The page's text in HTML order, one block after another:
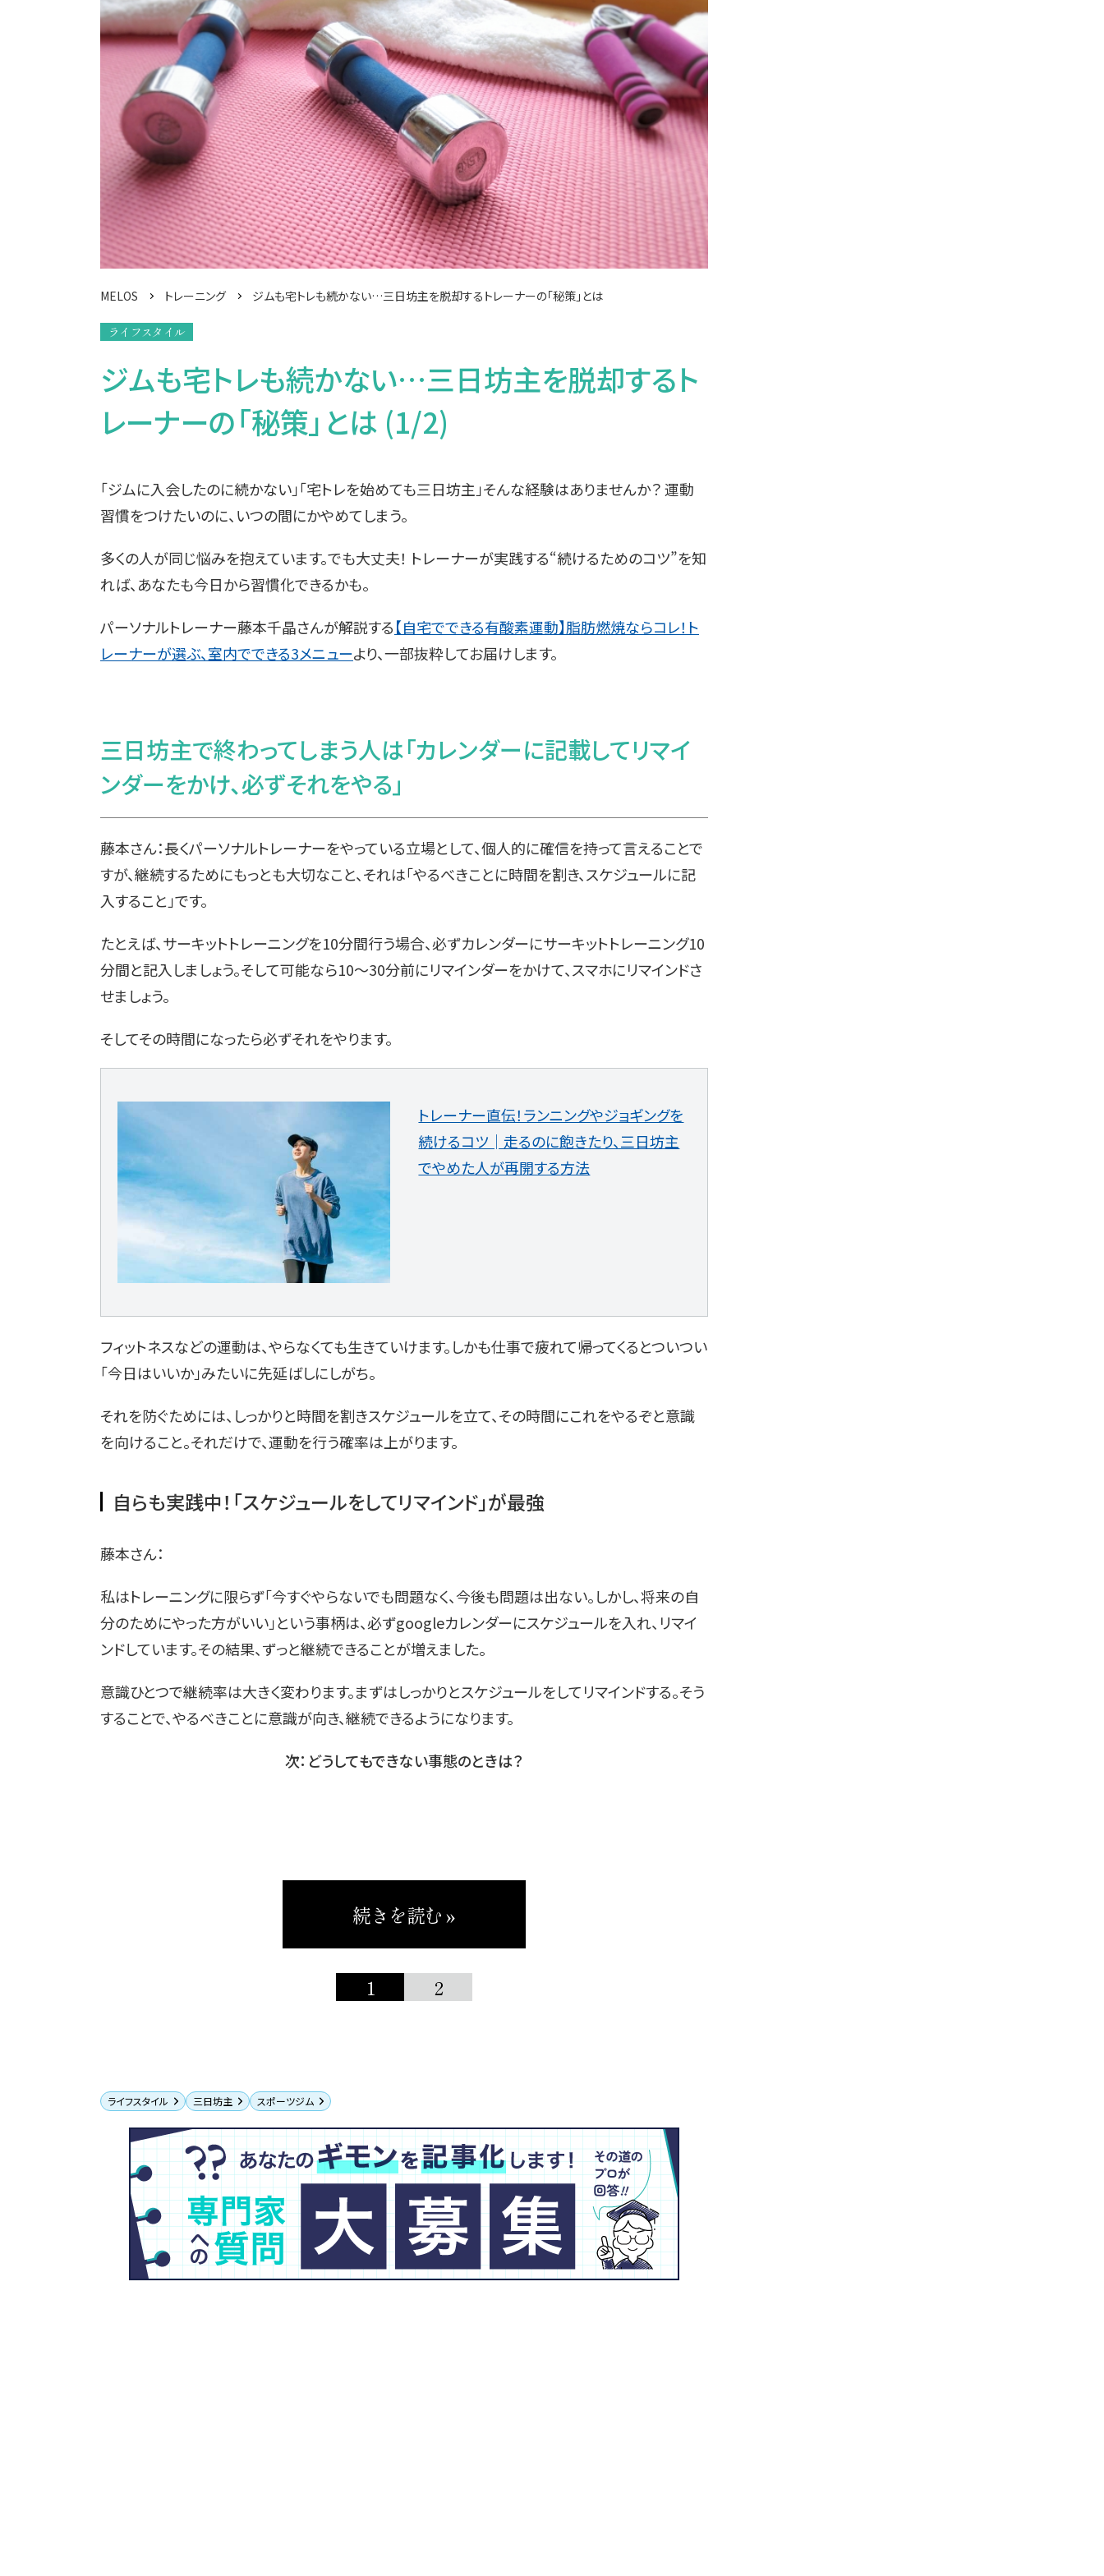
MELOS トレーニング ジムも宅トレも続かない…三日坊主を脱却するトレーナーの「秘策」とは
ライフスタイル
ジムも宅トレも続かない…三日坊主を脱却するト
レーナーの「秘策」とは (1/2)
「ジムに入会したのに続かない」「宅トレを始めても三日坊主」そんな経験はありませんか？ 運動
習慣をつけたいのに、いつの間にかやめてしまう。
多くの人が同じ悩みを抱えています。でも大丈夫！ トレーナーが実践する“続けるためのコツ”を知
れば、あなたも今日から習慣化できるかも。
パーソナルトレーナー藤本千晶さんが解説する【自宅でできる有酸素運動】脂肪燃焼ならコレ！ト
レーナーが選ぶ、室内でできる3メニューより、一部抜粋してお届けします。
三日坊主で終わってしまう人は「カレンダーに記載してリマイ
ンダーをかけ、必ずそれをやる」
藤本さん：長くパーソナルトレーナーをやっている立場として、個人的に確信を持って言えることで
すが、継続するためにもっとも大切なこと、それは「やるべきことに時間を割き、スケジュールに記
入すること」です。
たとえば、サーキットトレーニングを10分間行う場合、必ずカレンダーにサーキットトレーニング10
分間と記入しましょう。そして可能なら10〜30分前にリマインダーをかけて、スマホにリマインドさ
せましょう。
そしてその時間になったら必ずそれをやります。
トレーナー直伝！ランニングやジョギングを
続けるコツ│走るのに飽きたり、三日坊主
でやめた人が再開する方法
フィットネスなどの運動は、やらなくても生きていけます。しかも仕事で疲れて帰ってくるとついつい
「今日はいいか」みたいに先延ばしにしがち。
それを防ぐためには、しっかりと時間を割きスケジュールを立て、その時間にこれをやるぞと意識
を向けること。それだけで、運動を行う確率は上がります。
自らも実践中！「スケジュールをしてリマインド」が最強
藤本さん：
私はトレーニングに限らず「今すぐやらないでも問題なく、今後も問題は出ない。しかし、将来の自
分のためにやった方がいい」という事柄は、必ずgoogleカレンダーにスケジュールを入れ、リマイ
ンドしています。その結果、ずっと継続できることが増えました。
意識ひとつで継続率は大きく変わります。まずはしっかりとスケジュールをしてリマインドする。そう
することで、やるべきことに意識が向き、継続できるようになります。
次：どうしてもできない事態のときは？
続きを読む »
1 2
ライフスタイル 三日坊主 スポーツジム